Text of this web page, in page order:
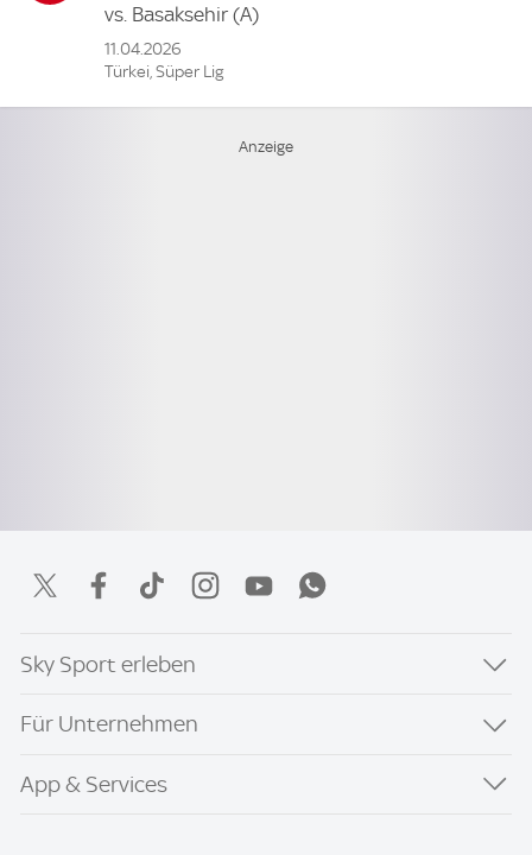
vs. Basaksehir (A)
11.04.2026
Türkei, Süper Lig
Sky Sport erleben
Für Unternehmen
App & Services